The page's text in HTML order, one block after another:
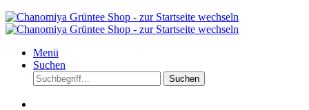
Menü
Suchen
Suchen